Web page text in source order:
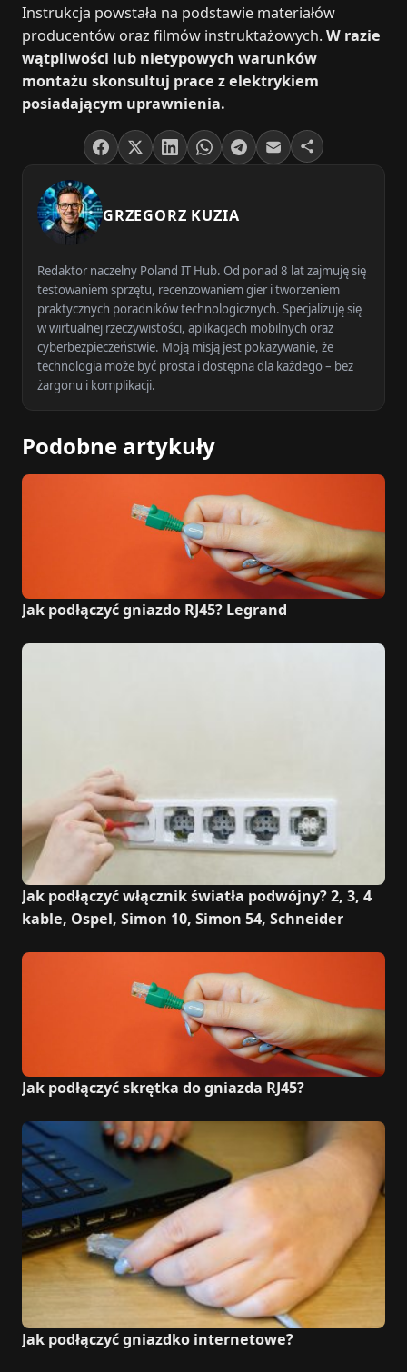
Instrukcja powstała na podstawie materiałów
producentów oraz filmów instruktażowych. W razie
wątpliwości lub nietypowych warunków
montażu skonsultuj prace z elektrykiem
posiadającym uprawnienia.
GRZEGORZ KUZIA
Redaktor naczelny Poland IT Hub. Od ponad 8 lat zajmuję się
testowaniem sprzętu, recenzowaniem gier i tworzeniem
praktycznych poradników technologicznych. Specjalizuję się
w wirtualnej rzeczywistości, aplikacjach mobilnych oraz
cyberbezpieczeństwie. Moją misją jest pokazywanie, że
technologia może być prosta i dostępna dla każdego – bez
żargonu i komplikacji.
Podobne artykuły
Jak podłączyć gniazdo RJ45? Legrand
Jak podłączyć włącznik światła podwójny? 2, 3, 4
kable, Ospel, Simon 10, Simon 54, Schneider
Jak podłączyć skrętka do gniazda RJ45?
Jak podłączyć gniazdko internetowe?